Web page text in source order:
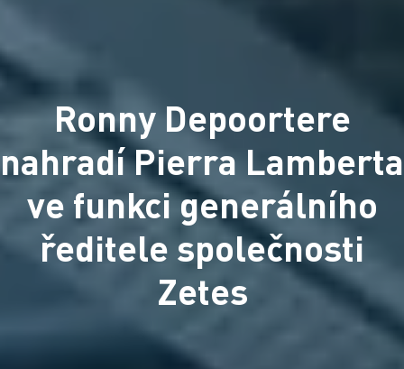
Ronny Depoortere
nahradí Pierra Lamberta
ve funkci generálního
ředitele společnosti
Zetes